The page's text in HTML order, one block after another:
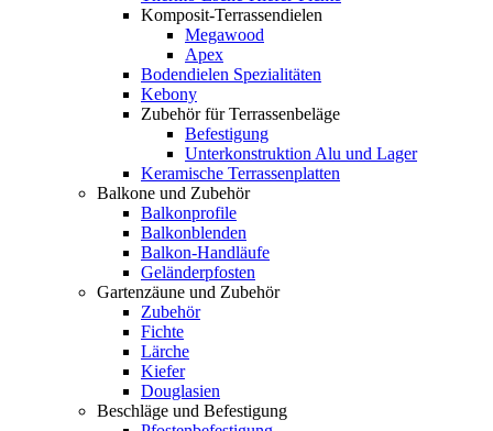
Komposit-Terrassendielen
Megawood
Apex
Bodendielen Spezialitäten
Kebony
Zubehör für Terrassenbeläge
Befestigung
Unterkonstruktion Alu und Lager
Keramische Terrassenplatten
Balkone und Zubehör
Balkonprofile
Balkonblenden
Balkon-Handläufe
Geländerpfosten
Gartenzäune und Zubehör
Zubehör
Fichte
Lärche
Kiefer
Douglasien
Beschläge und Befestigung